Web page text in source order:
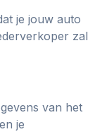
je jouw auto
zal
van het
je